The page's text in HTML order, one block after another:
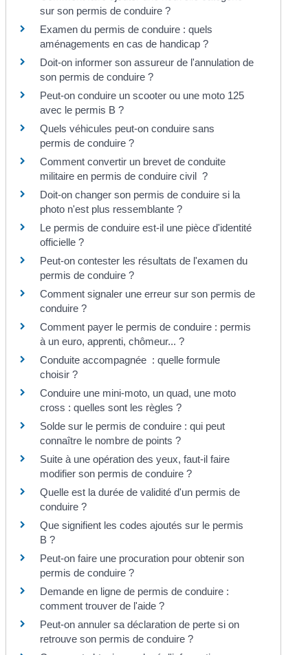
sur son permis de conduire ?
Examen du permis de conduire : quels
aménagements en cas de handicap ?
Doit-on informer son assureur de l'annulation de
son permis de conduire ?
Peut-on conduire un scooter ou une moto 125
avec le permis B ?
Quels véhicules peut-on conduire sans
permis de conduire ?
Comment convertir un brevet de conduite
militaire en permis de conduire civil ?
Doit-on changer son permis de conduire si la
photo n'est plus ressemblante ?
Le permis de conduire est-il une pièce d'identité
officielle ?
Peut-on contester les résultats de l'examen du
permis de conduire ?
Comment signaler une erreur sur son permis de
conduire ?
Comment payer le permis de conduire : permis
à un euro, apprenti, chômeur... ?
Conduite accompagnée : quelle formule
choisir ?
Conduire une mini-moto, un quad, une moto
cross : quelles sont les règles ?
Solde sur le permis de conduire : qui peut
connaître le nombre de points ?
Suite à une opération des yeux, faut-il faire
modifier son permis de conduire ?
Quelle est la durée de validité d'un permis de
conduire ?
Que signifient les codes ajoutés sur le permis
B ?
Peut-on faire une procuration pour obtenir son
permis de conduire ?
Demande en ligne de permis de conduire :
comment trouver de l'aide ?
Peut-on annuler sa déclaration de perte si on
retrouve son permis de conduire ?